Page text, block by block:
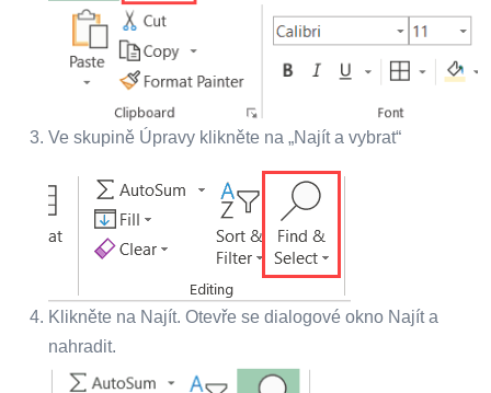
Ve skupině Úpravy klikněte na „Najít a vybrat“
Klikněte na Najít. Otevře se dialogové okno Najít a
nahradit.